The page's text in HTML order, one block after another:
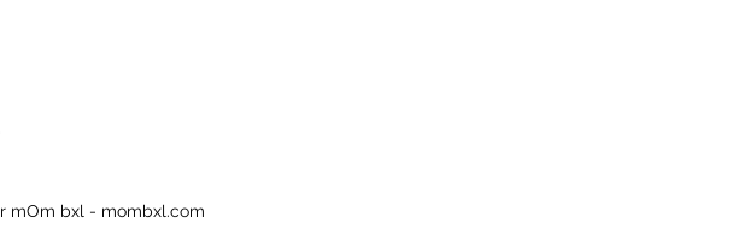
mOm bxl - mombxl.com